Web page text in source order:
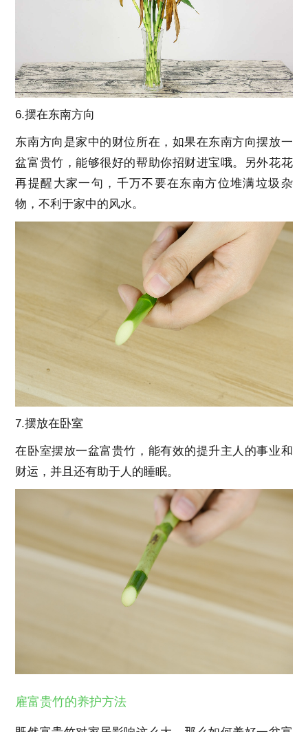
6.摆在东南方向
东南方向是家中的财位所在，如果在东南方向摆放一
盆富贵竹，能够很好的帮助你招财进宝哦。另外花花
再提醒大家一句，千万不要在东南方位堆满垃圾杂
物，不利于家中的风水。
7.摆放在卧室
在卧室摆放一盆富贵竹，能有效的提升主人的事业和
财运，并且还有助于人的睡眠。
雇富贵竹的养护方法